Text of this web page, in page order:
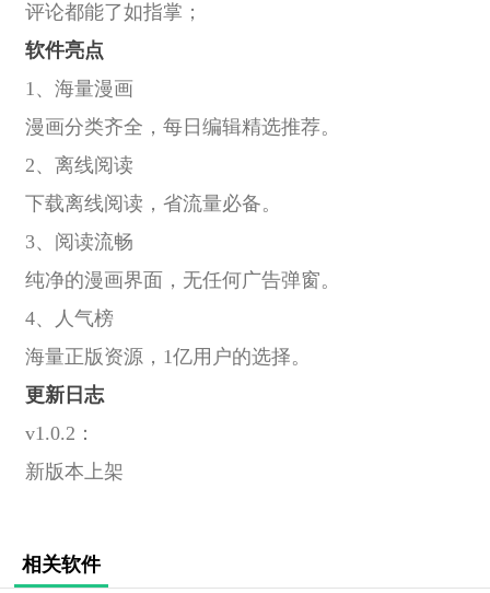
评论都能了如指掌；
软件亮点
1、海量漫画
漫画分类齐全，每日编辑精选推荐。
2、离线阅读
下载离线阅读，省流量必备。
3、阅读流畅
纯净的漫画界面，无任何广告弹窗。
4、人气榜
海量正版资源，1亿用户的选择。
更新日志
v1.0.2：
新版本上架
相关软件